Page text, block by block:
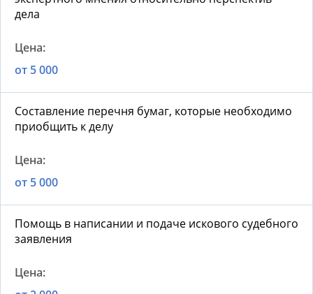
дела
от 5 000
Составление перечня бумаг, которые необходимо
приобщить к делу
от 5 000
Помощь в написании и подаче искового судебного
заявления